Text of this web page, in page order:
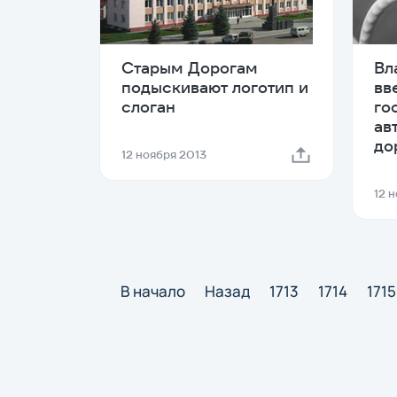
Старым Дорогам
подыскивают логотип и
слоган
12 ноября 2013
12
В начало Назад 1713 1714 1715